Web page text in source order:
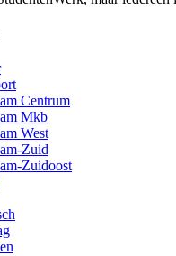
Centrum
Mkb
West
Zuid
Zuidoost